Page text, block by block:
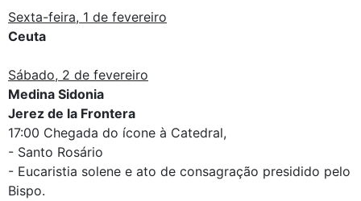
Sexta-feira, 1 de fevereiro
Ceuta
Sábado, 2 de fevereiro
Medina Sidonia
Jerez de la Frontera
17:00 Chegada do ícone à Catedral,
- Santo Rosário
- Eucaristia solene e ato de consagração presidido pelo
Bispo.